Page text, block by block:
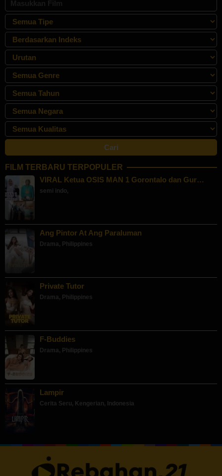
FILM TERBARU TERPOPULER
VIRAL Ketua OSIS MAN 1 Gorontalo dan Gur…
semi indo,
Ang Pintor At Ang Paraluman
Drama, Philippines
Private Tutor
Drama, Philippines
F-Buddies
Drama, Philippines
Lampir
Cerita Seru, Kengerian, Indonesia